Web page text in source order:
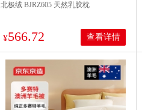
北极绒 BJRZ605 天然乳胶枕
¥566.72 查看详情